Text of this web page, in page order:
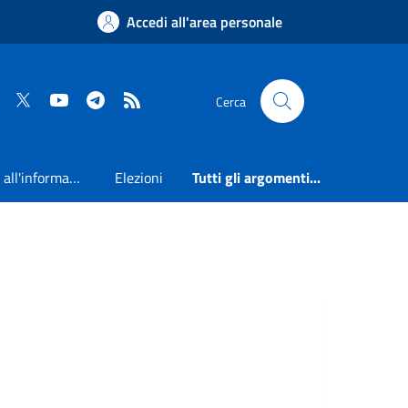
Accedi all'area personale
Faceboook
Twitter YoutubeTelegram Cerca
Accesso all'informazione Elezioni Tutti gli argomenti...